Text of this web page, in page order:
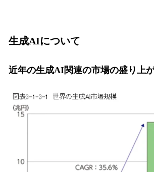
生成AIについて
近年の生成AI関連の市場の盛り上